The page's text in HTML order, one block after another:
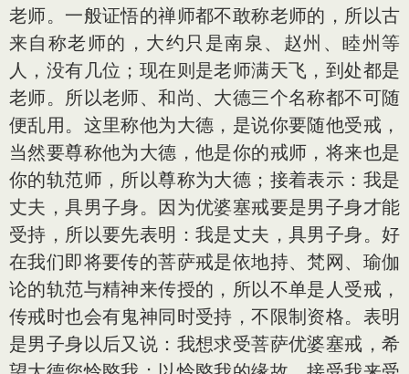
老师。一般证悟的禅师都不敢称老师的，所以古
来自称老师的，大约只是南泉、赵州、睦州等
人，没有几位；现在则是老师满天飞，到处都是
老师。所以老师、和尚、大德三个名称都不可随
便乱用。这里称他为大德，是说你要随他受戒，
当然要尊称他为大德，他是你的戒师，将来也是
你的轨范师，所以尊称为大德；接着表示：我是
丈夫，具男子身。因为优婆塞戒要是男子身才能
受持，所以要先表明：我是丈夫，具男子身。好
在我们即将要传的菩萨戒是依地持、梵网、瑜伽
论的轨范与精神来传授的，所以不单是人受戒，
传戒时也会有鬼神同时受持，不限制资格。表明
是男子身以后又说：我想求受菩萨优婆塞戒，希